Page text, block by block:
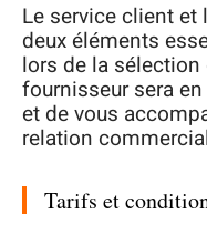
Le service client et
deux éléments
lors de la sélection
fournisseur sera
et de vous
relation
Tarifs et